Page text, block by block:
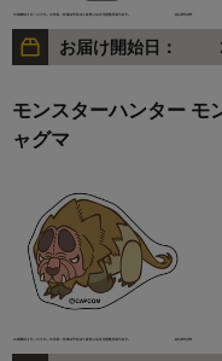
お届け開始日：
モンスターハンター モ
ャグマ